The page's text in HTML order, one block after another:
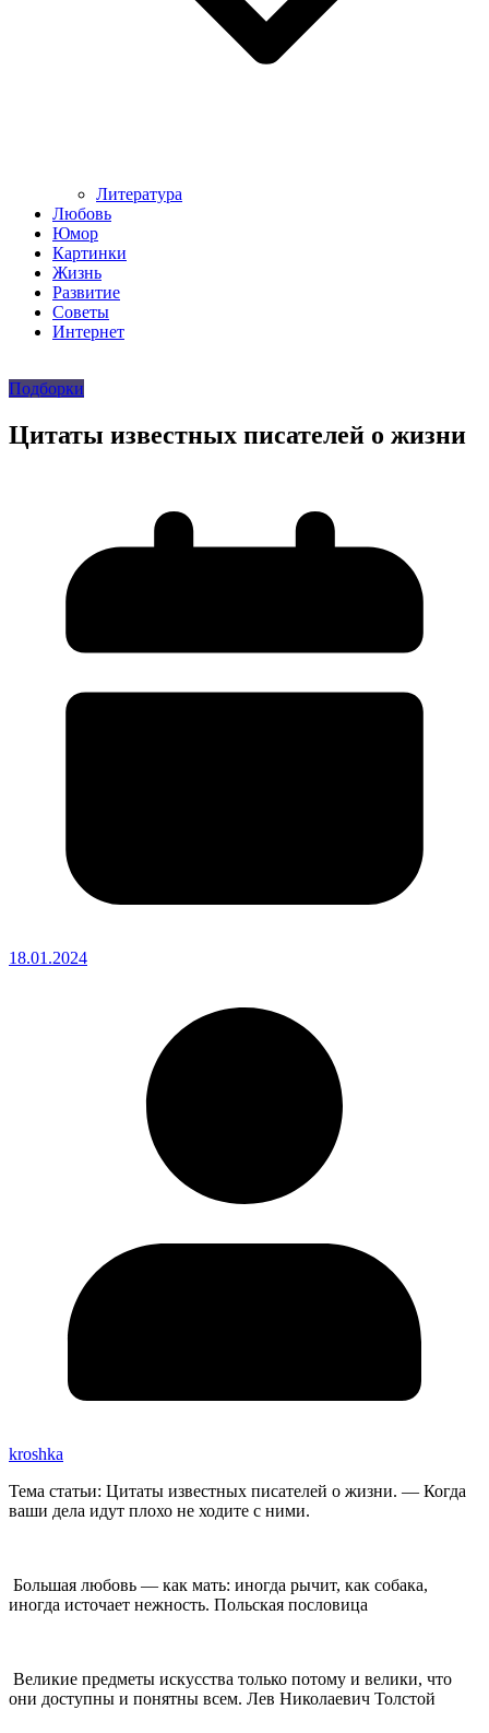
Литература
Любовь
Юмор
Картинки
Жизнь
Развитие
Советы
Интернет
Подборки
Цитаты известных писателей о жизни
18.01.2024
kroshka
Тема статьи: Цитаты известных писателей о жизни. — Когда
ваши дела идут плохо не ходите с ними.
Большая любовь — как мать: иногда рычит, как собака,
иногда источает нежность. Польская пословица
Великие предметы искусства только потому и велики, что
они доступны и понятны всем. Лев Николаевич Толстой